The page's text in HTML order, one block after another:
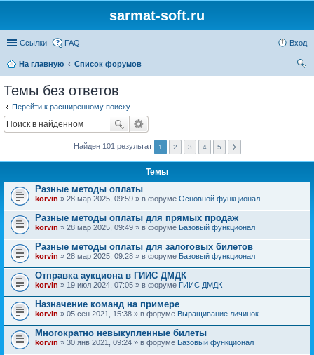
sarmat-soft.ru
Ссылки FAQ Вход
На главную
Список форумов
Темы без ответов
Перейти к расширенному поиску
Найден 101 результат 1 2 3 4 5
Темы
Разные методы оплаты
korvin » 28 мар 2025, 09:59 » в форуме Основной функционал
Разные методы оплаты для прямых продаж
korvin » 28 мар 2025, 09:49 » в форуме Базовый функционал
Разные методы оплаты для залоговых билетов
korvin » 28 мар 2025, 09:28 » в форуме Базовый функционал
Отправка аукциона в ГИИС ДМДК
korvin » 19 июл 2024, 07:05 » в форуме ГИИС ДМДК
Назначение команд на примере
korvin » 05 сен 2021, 15:38 » в форуме Выращивание личинок
Многократно невыкупленные билеты
korvin » 30 янв 2021, 09:24 » в форуме Базовый функционал